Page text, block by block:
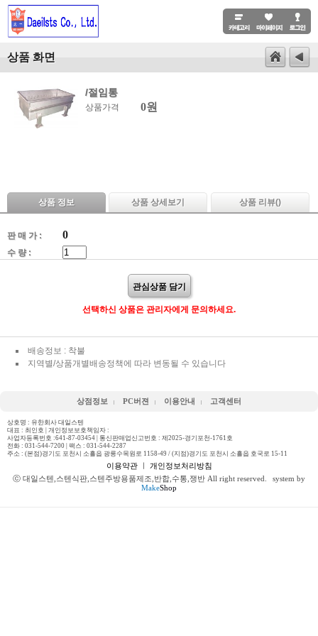
상품 화면
/절임통
상품가격 0원
상품 정보 상품 상세보기 상품 리뷰()
판 매 가 : 0
수 량 :
관심상품 담기
선택하신 상품은 관리자에게 문의하세요.
배송정보 : 착불
지역별/상품개별배송정책에 따라 변동될 수 있습니다
상점정보 PC버젼 이용안내 고객센터
상호명 : 유한회사 대일스텐
대표 : 최인호 | 개인정보보호책임자 :
사업자등록번호 :641-87-03454 | 통신판매업신고번호 : 제2025-경기포천-1761호
전화 : 031-544-7200 | 팩스 : 031-544-2287
주소 : (본점)경기도 포천시 소흘읍 광릉수목원로 1158-49 / (지점)경기도 포천시 소흘읍 호국로 15-11
이용약관ㅣ 개인정보처리방침
ⓒ 대일스텐,스텐식판,스텐주방용품제조,반합,수통,쟁반 All right reserved.
system by
MakeShop